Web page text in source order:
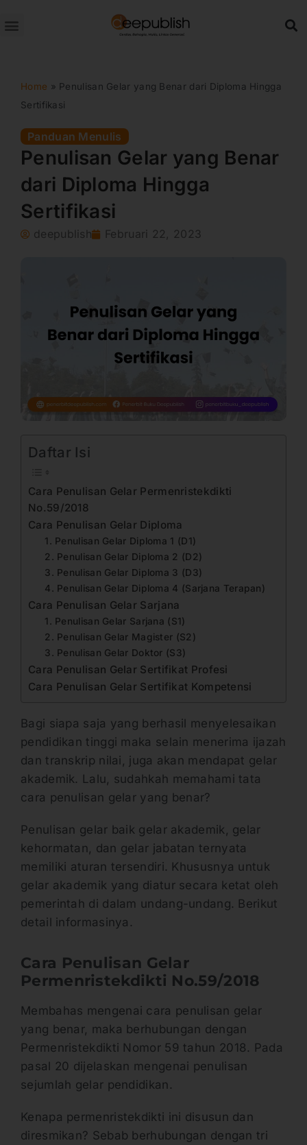
ke
Home » Penulisan Gelar yang Benar dari Diploma Hingga
Sertifikasi
Panduan Menulis
Penulisan Gelar yang Benar
dari Diploma Hingga
Sertifikasi
deepublish Februari 22, 2023
Daftar Isi
Cara Penulisan Gelar Permenristekdikti
No.59/2018
Cara Penulisan Gelar Diploma
1. Penulisan Gelar Diploma 1 (D1)
2. Penulisan Gelar Diploma 2 (D2)
3. Penulisan Gelar Diploma 3 (D3)
4. Penulisan Gelar Diploma 4 (Sarjana Terapan)
Cara Penulisan Gelar Sarjana
1. Penulisan Gelar Sarjana (S1)
2. Penulisan Gelar Magister (S2)
3. Penulisan Gelar Doktor (S3)
Cara Penulisan Gelar Sertifikat Profesi
Cara Penulisan Gelar Sertifikat Kompetensi
Bagi siapa saja yang berhasil menyelesaikan
pendidikan tinggi maka selain menerima ijazah
dan transkrip nilai, juga akan mendapat gelar
akademik. Lalu, sudahkah memahami tata
cara penulisan gelar yang benar?
Penulisan gelar baik gelar akademik, gelar
kehormatan, dan gelar jabatan ternyata
memiliki aturan tersendiri. Khususnya untuk
gelar akademik yang diatur secara ketat oleh
pemerintah di dalam undang-undang. Berikut
detail informasinya.
Cara Penulisan Gelar
Permenristekdikti No.59/2018
Membahas mengenai cara penulisan gelar
yang benar, maka berhubungan dengan
Permenristekdikti Nomor 59 tahun 2018. Pada
pasal 20 dijelaskan mengenai penulisan
sejumlah gelar pendidikan.
Kenapa permenristekdikti ini disusun dan
diresmikan? Sebab berhubungan dengan tri